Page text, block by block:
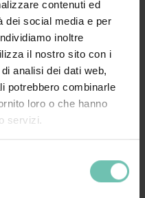
contenuti ed
dei social media e per
inoltre
il nostro sito con i
analisi dei dati web,
potrebbero combinarle
loro o che hanno
servizi.
(acquisto, modifica
l’Ufficio
entra in Connect
Documentale,